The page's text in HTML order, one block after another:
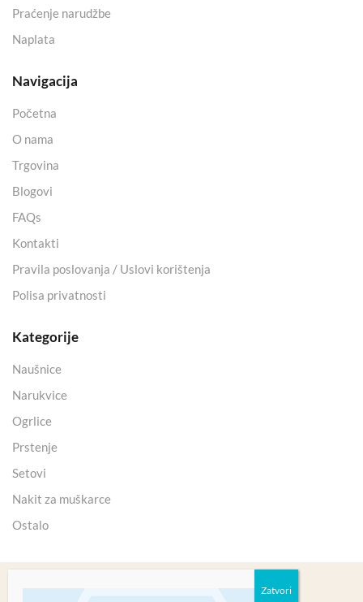
Praćenje narudžbe
Naplata
Navigacija
Početna
O nama
Trgovina
Blogovi
FAQs
Kontakti
Pravila poslovanja / Uslovi korištenja
Polisa privatnosti
Kategorije
Naušnice
Narukvice
Ogrlice
Prstenje
Setovi
Nakit za muškarce
Ostalo